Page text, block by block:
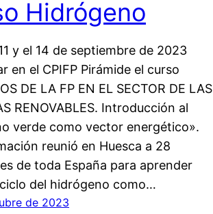
Hidrógeno
y el 14 de septiembre de 2023
en el CPIFP Pirámide el curso
DE LA FP EN EL SECTOR DE LAS
RENOVABLES. Introducción al
verde como vector energético».
reunió en Huesca a 28
de toda España para aprender
del hidrógeno como…
de 2023